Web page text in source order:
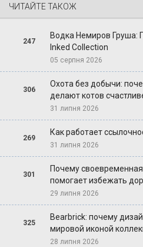
ЧИТАЙТЕ ТАКОЖ
247
Водка Немиров Груша:
Inked Collection
05 серпня 2026
306
Охота без добычи:
делают котов
31 липня 2026
269
Как работает
31 липня 2026
301
Почему
помогает избежать
29 липня 2026
325
Bearbrick: почему
мировой иконой
28 липня 2026